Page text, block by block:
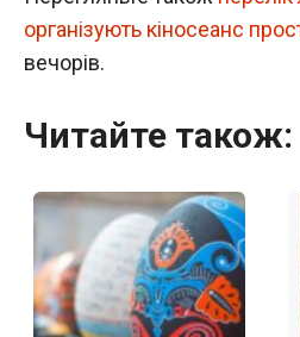
організують кіносеанс
вечорів.
Читайте також: